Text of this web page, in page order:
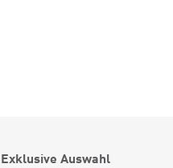
Exklusive Auswahl